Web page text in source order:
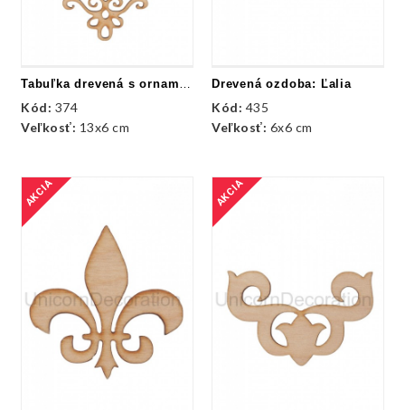
Tabuľka drevená s ornamentmi
Kód: 374
Veľkosť: 13x6 cm
Drevená ozdoba: Ľalia
Kód: 435
Veľkosť: 6x6 cm
AKCIA AKCIA